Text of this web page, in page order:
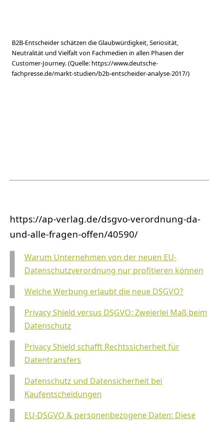
B2B-Entscheider schätzen die Glaubwürdigkeit, Seriosität,
Neutralität und Vielfalt von Fachmedien in allen Phasen der
Customer-Journey. (Quelle: https://www.deutsche-
fachpresse.de/markt-studien/b2b-entscheider-analyse-2017/)
https://ap-verlag.de/dsgvo-verordnung-da-
und-alle-fragen-offen/40590/
Warum Unternehmen von der neuen EU-
Datenschutzverordnung nur profitieren können
Welche Werbung erlaubt die neue DSGVO?
Privacy Shield versus DSGVO: Zweierlei Maß beim
Datenschutz
Privacy Shield schafft Rechtssicherheit für
Datentransfers
Datenschutz und Datensicherheit bei
Kaufentscheidungen
EU-DSGVO & personenbezogene Daten: Diese